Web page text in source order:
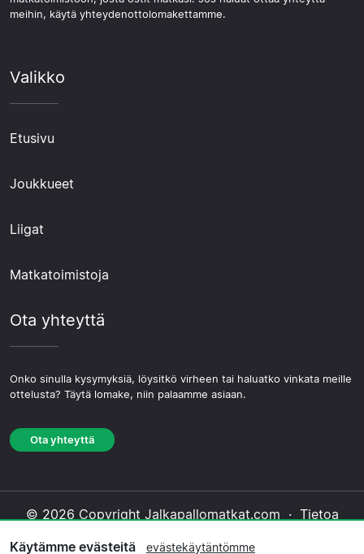
meihin, käytä yhteydenottolomakettamme.
Valikko
Etusivu
Joukkueet
Liigat
Matkatoimistoja
Ota yhteyttä
Onko sinulla kysymyksiä, löysitkö virheen tai haluatko vinkata meille
ottelusta? Täytä lomake, niin palaamme asiaan.
Ota yhteyttä
© 2026 Copyright Jalkapallomatkat.com · Tietoa
Käytämme evästeitä evästekäytäntömme